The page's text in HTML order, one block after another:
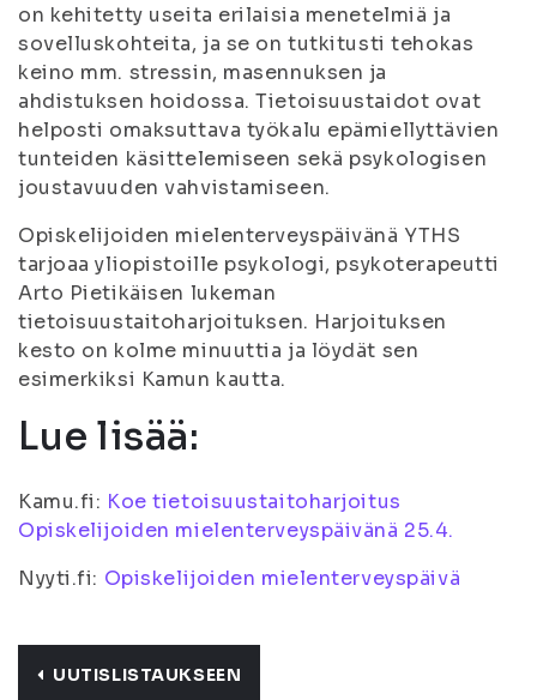
on kehitetty useita erilaisia menetelmiä ja
sovelluskohteita, ja se on tutkitusti tehokas
keino mm. stressin, masennuksen ja
ahdistuksen hoidossa. Tietoisuustaidot ovat
helposti omaksuttava työkalu epämiellyttävien
tunteiden käsittelemiseen sekä psykologisen
joustavuuden vahvistamiseen.
Opiskelijoiden mielenterveyspäivänä YTHS
tarjoaa yliopistoille psykologi, psykoterapeutti
Arto Pietikäisen lukeman
tietoisuustaitoharjoituksen. Harjoituksen
kesto on kolme minuuttia ja löydät sen
esimerkiksi Kamun kautta.
Lue lisää:
Kamu.fi: Koe tietoisuustaitoharjoitus
Opiskelijoiden mielenterveyspäivänä 25.4.
Nyyti.fi: Opiskelijoiden mielenterveyspäivä
UUTISLISTAUKSEEN